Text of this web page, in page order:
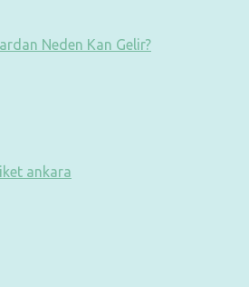
Neden Kan Gelir?
ankara